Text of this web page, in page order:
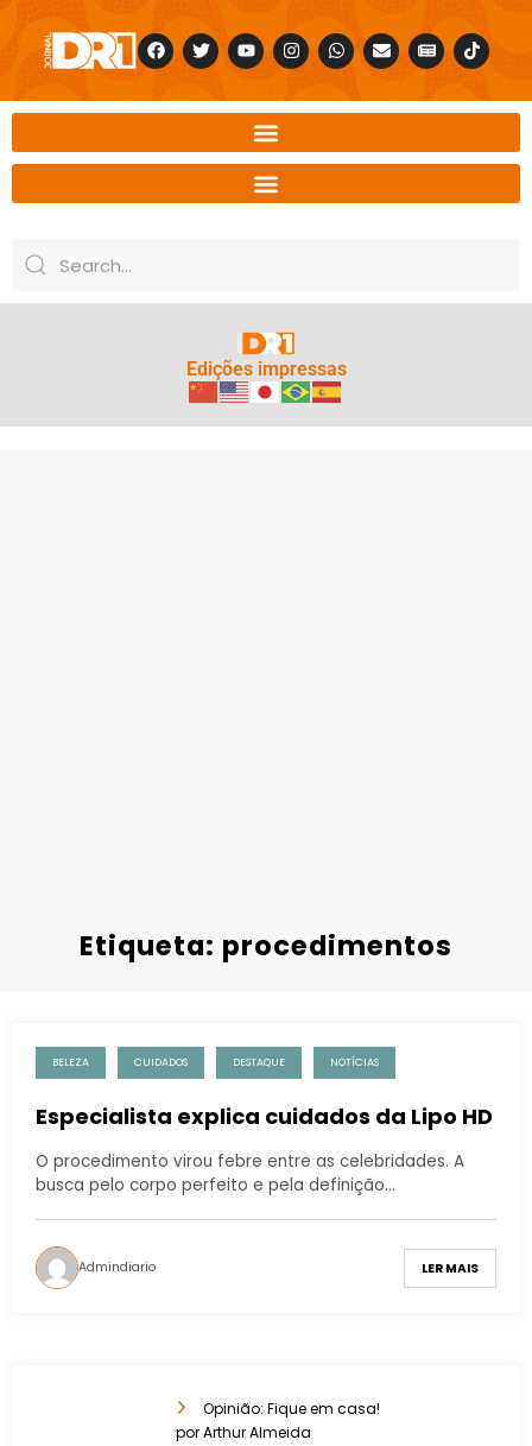
Edições impressas
Etiqueta: procedimentos
BELEZA CUIDADOS DESTAQUE NOTÍCIAS
Especialista explica cuidados da Lipo HD
O procedimento virou febre entre as celebridades. A
busca pelo corpo perfeito e pela definição…
Admindiario LER MAIS
Opinião: Fique em casa!
por Arthur Almeida